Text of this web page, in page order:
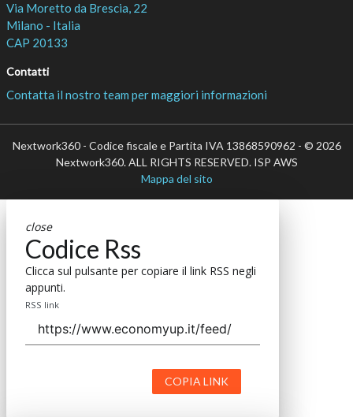
Via Moretto da Brescia, 22
Milano - Italia
CAP 20133
Contatti
Contatta il nostro team per maggiori informazioni
Nextwork360 - Codice fiscale e Partita IVA 13868590962 - © 2026
Nextwork360. ALL RIGHTS RESERVED. ISP AWS
Mappa del sito
close
Codice Rss
Clicca sul pulsante per copiare il link RSS negli
appunti.
RSS link
COPIA LINK